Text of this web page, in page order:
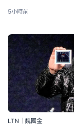
5小時前
LTN｜魏國金